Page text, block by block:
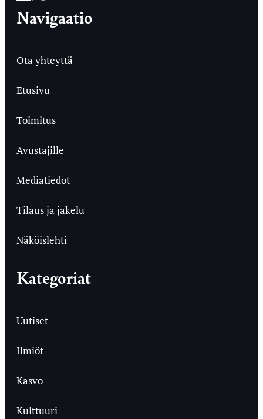
Navigaatio
Ota yhteyttä
Etusivu
Toimitus
Avustajille
Mediatiedot
Tilaus ja jakelu
Näköislehti
Kategoriat
Uutiset
Ilmiöt
Kasvo
Kulttuuri